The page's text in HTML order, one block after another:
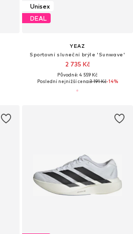
Unisex
DEAL
YEAZ
Sportovní sluneční brýle 'Sunwave'
2 735 Kč
Původně: 4 559 Kč
Poslední nejnižší cena:3 191 Kč-14%